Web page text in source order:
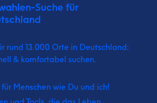
Suche für
rund 13.000 Orte in Deutschland:
& komfortabel suchen.
Menschen wie Du und ich!